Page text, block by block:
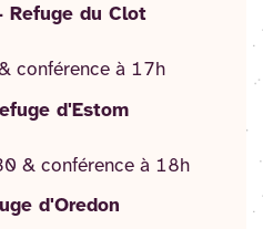
Refuge du Clot
conférence à 17h
d'Estom
& conférence à 18h
d'Oredon